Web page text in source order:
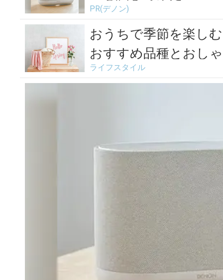
PR(デノン)
おうちで季節を楽し
おすすめ品種とおし
ライフスタイル